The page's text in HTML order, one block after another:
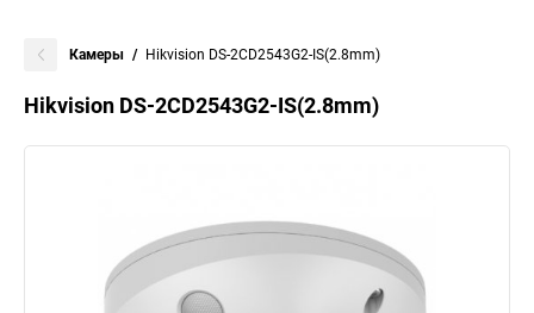
Камеры Hikvision DS-2CD2543G2-IS(2.8mm)
Hikvision DS-2CD2543G2-IS(2.8mm)